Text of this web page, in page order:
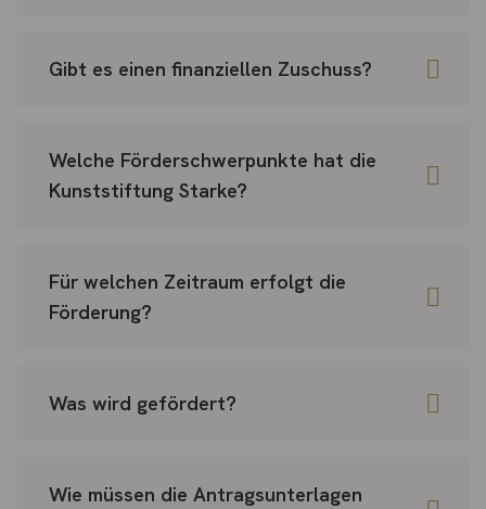
Gibt es einen finanziellen Zuschuss?
Welche Förderschwerpunkte hat die
Kunststiftung Starke?
Für welchen Zeitraum erfolgt die
Förderung?
Was wird gefördert?
Wie müssen die Antragsunterlagen